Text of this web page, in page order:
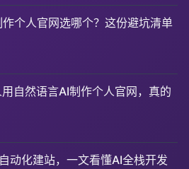
个人官网选哪个？这份避坑清单
自然语言AI制作个人官网，真的
动化建站，一文看懂AI全栈开发